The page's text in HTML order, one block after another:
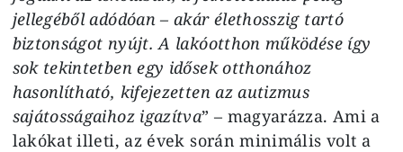
jellegéből adódóan – akár élethosszig tartó
biztonságot nyújt. A lakóotthon működése így
sok tekintetben egy idősek otthonához
hasonlítható, kifejezetten az autizmus
sajátosságaihoz igazítva” – magyarázza. Ami a
lakókat illeti, az évek során minimális volt a